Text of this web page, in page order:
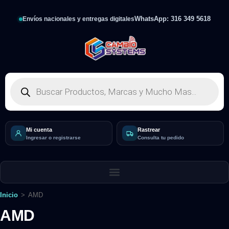
Envíos nacionales y entregas digitalesWhatsApp: 316 349 5618
Mi cuenta
Ingresar o registrarse
Rastrear
Consulta tu pedido
Inicio > AMD
AMD